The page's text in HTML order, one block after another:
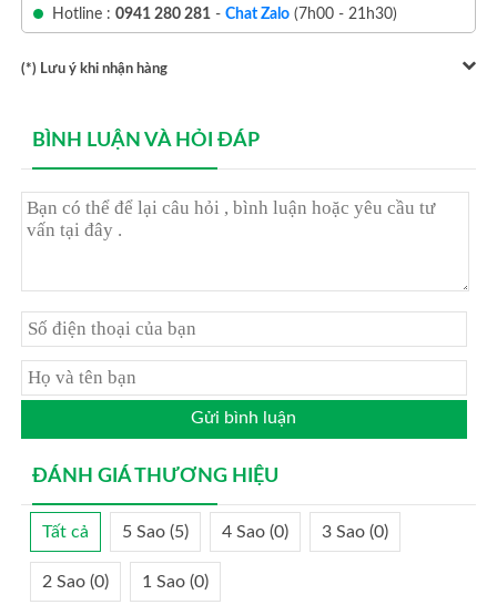
Hotline : 0941 280 281 - Chat Zalo(7h00 - 21h30)
(*) Lưu ý khi nhận hàng
BÌNH LUẬN VÀ HỎI ĐÁP
Gửi bình luận
ĐÁNH GIÁ THƯƠNG HIỆU
Tất cả 5 Sao (5) 4 Sao (0) 3 Sao (0)
2 Sao (0) 1 Sao (0)